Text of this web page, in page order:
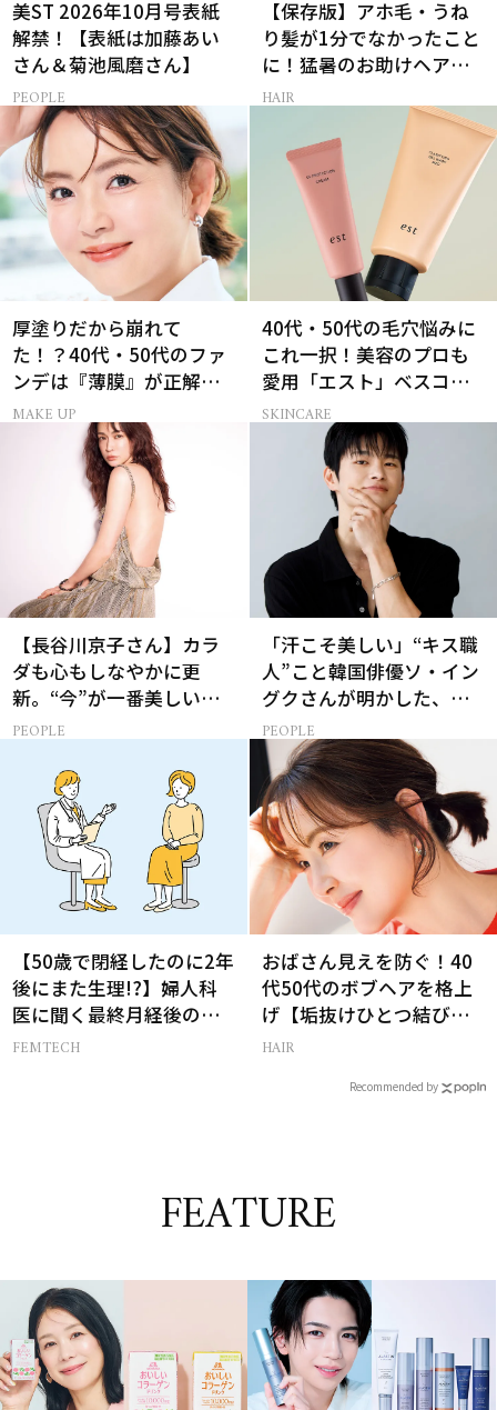
美ST 2026年10月号表紙
解禁！【表紙は加藤あい
さん＆菊池風磨さん】
PEOPLE
【保存版】アホ毛・うね
り髪が1分でなかったこと
に！猛暑のお助けヘアア
イテム16選
HAIR
厚塗りだから崩れて
た！？40代・50代のファ
ンデは『薄膜』が正解で
した
MAKE UP
40代・50代の毛穴悩みに
これ一択！美容のプロも
愛用「エスト」ベスコス
受賞コスメ
SKINCARE
【長谷川京子さん】カラ
ダも心もしなやかに更
新。“今”が一番美しい
［特別画像集］
PEOPLE
「汗こそ美しい」“キス職
人”こと韓国俳優ソ・イン
グクさんが明かした、惹
かれる人の条件とは
PEOPLE
【50歳で閉経したのに2年
後にまた生理!?】婦人科
医に聞く最終月経後の出
血の対処法
FEMTECH
おばさん見えを防ぐ！40
代50代のボブヘアを格上
げ【垢抜けひとつ結び】
のルール
HAIR
Recommended by
FEATURE